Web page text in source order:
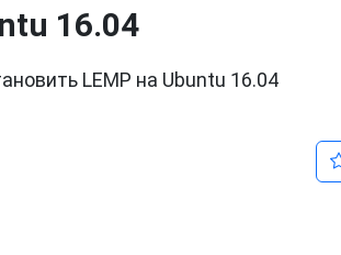
16.04
LEMP на Ubuntu 16.04